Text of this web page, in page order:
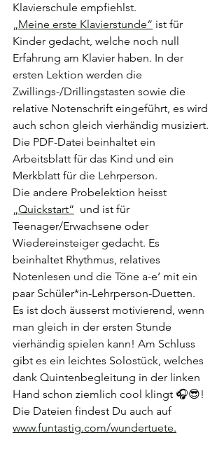
Klavierschule empfiehlst.
„Meine erste Klavierstunde“ ist für
Kinder gedacht, welche noch null
Erfahrung am Klavier haben. In der
ersten Lektion werden die
Zwillings-/Drillingstasten sowie die
relative Notenschrift eingeführt, es wird
auch schon gleich vierhändig musiziert.
Die PDF-Datei beinhaltet ein
Arbeitsblatt für das Kind und ein
Merkblatt für die Lehrperson.
Die andere Probelektion heisst
„Quickstart“
  und ist für
Teenager/Erwachsene oder
Wiedereinsteiger gedacht. Es
beinhaltet Rhythmus, relatives
Notenlesen und die Töne a-e‘ mit ein
paar Schüler*in-Lehrperson-Duetten.
Es ist doch äusserst motivierend, wenn
man gleich in der ersten Stunde
vierhändig spielen kann! Am Schluss
gibt es ein leichtes Solostück, welches
dank Quintenbegleitung in der linken
Hand schon ziemlich cool klingt 🎧😎!
Die Dateien findest Du auch auf
www.funtastig.com/wundertuete.